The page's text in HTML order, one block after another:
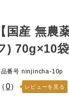
国産 無農
) 70g×10
番号 ninjincha-10p
0） レビューを見る